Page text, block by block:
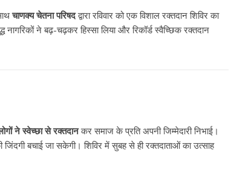
चाणक्य चेतना परिषदद्वारा रविवार को एक विशाल रक्तदान शिविर का
ने बढ़-चढ़कर हिस्सा लिया और रिकॉर्ड स्वैच्छिक रक्तदान
ने स्वेच्छा से रक्तदानकर समाज के प्रति अपनी जिम्मेदारी निभाई।
बचाई जा सकेगी। शिविर में सुबह से ही रक्तदाताओं का उत्साह